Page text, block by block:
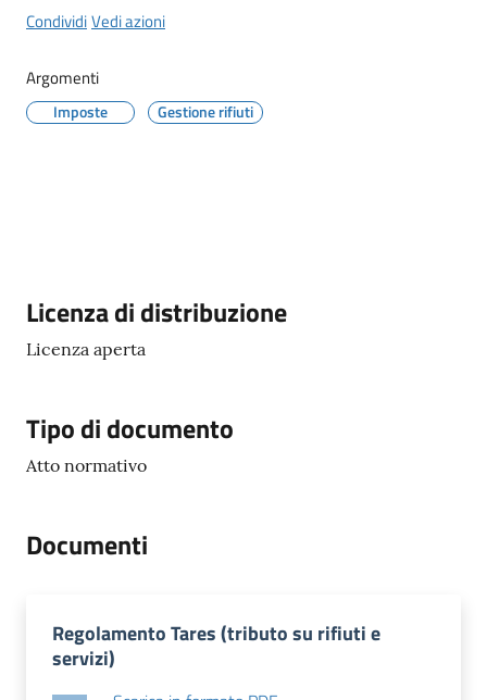
Amministrazione
Tutti
CondividiVedi azioni
Argomenti
Imposte Gestione rifiuti
Descrizione
Licenza di distribuzione
Licenza aperta
Tipo di documento
Atto normativo
Documenti
Regolamento Tares (tributo su rifiuti e
servizi)